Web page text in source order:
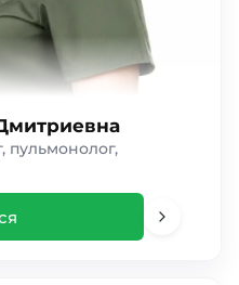
пульмонолог,